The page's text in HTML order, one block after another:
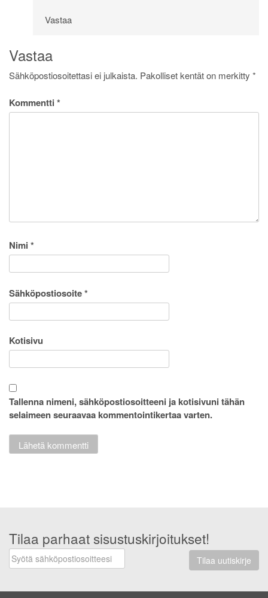
Vastaa
Vastaa
Sähköpostiosoitettasi ei julkaista. Pakolliset kentät on merkitty *
Kommentti *
Nimi *
Sähköpostiosoite*
Kotisivu
Tallenna nimeni, sähköpostiosoitteeni ja kotisivuni tähän
selaimeen seuraavaa kommentointikertaa varten.
Tilaa parhaat sisustuskirjoitukset!
Tilaa uutiskirje